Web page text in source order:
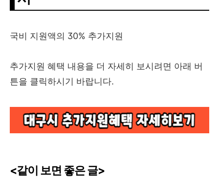
국비 지원액의 30% 추가지원
추가지원 혜택 내용을 더 자세히 보시려면 아래 버
튼을 클릭하시기 바랍니다.
<같이 보면 좋은 글>